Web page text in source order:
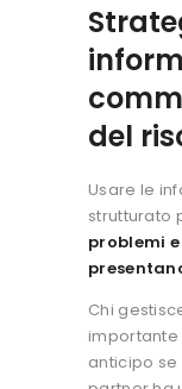
del
Usare le
strutturato
problemi
Chi
importante
anticipo se